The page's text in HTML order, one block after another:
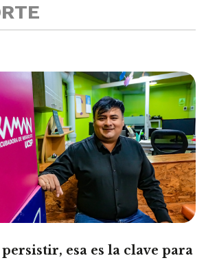
esa es la clave para